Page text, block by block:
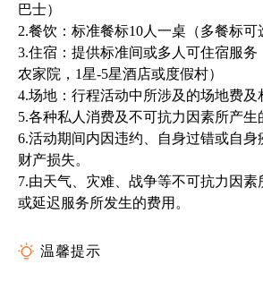
巴士）
2.餐饮：标准餐标10人一桌（多餐标可
3.住宿：提供标准间或多人可住宿服务
农家院，1星-5星酒店或度假村）
4.场地：行程活动中所涉及的场地费及
5.各种私人消费及不可抗力因素所产生
6.活动期间内因违约、自身过错或自身
财产损失。
7.由天气、 灾难、战争等不可抗力因素
或延迟服务所发生的费用。
温馨提示